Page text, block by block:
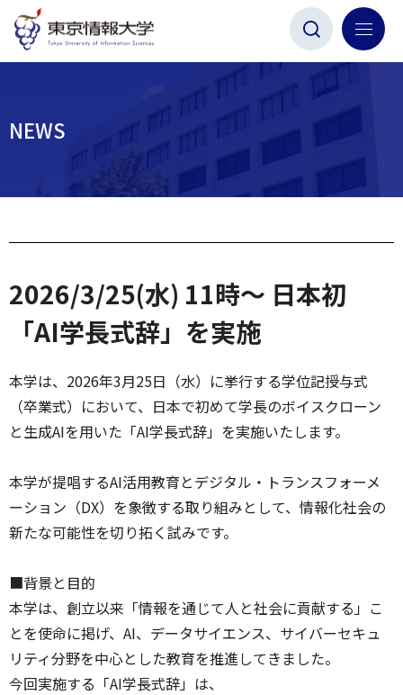
ー
ナ
シ
ン
へ
カ
ビ
ョ
へ
タ
NEWS
2026/3/25(水) 11時～ 日本初
「AI学長式辞」を実施
本学は、2026年3月25日（水）に挙行する学位記授与式
（卒業式）において、日本で初めて学長のボイスクローン
と生成AIを用いた「AI学長式辞」を実施いたします。
本学が提唱するAI活用教育とデジタル・トランスフォーメ
ーション（DX）を象徴する取り組みとして、情報化社会の
新たな可能性を切り拓く試みです。
■背景と目的
本学は、創立以来「情報を通じて人と社会に貢献する」こ
とを使命に掲げ、AI、データサイエンス、サイバーセキュ
リティ分野を中心とした教育を推進してきました。
今回実施する「AI学長式辞」は、